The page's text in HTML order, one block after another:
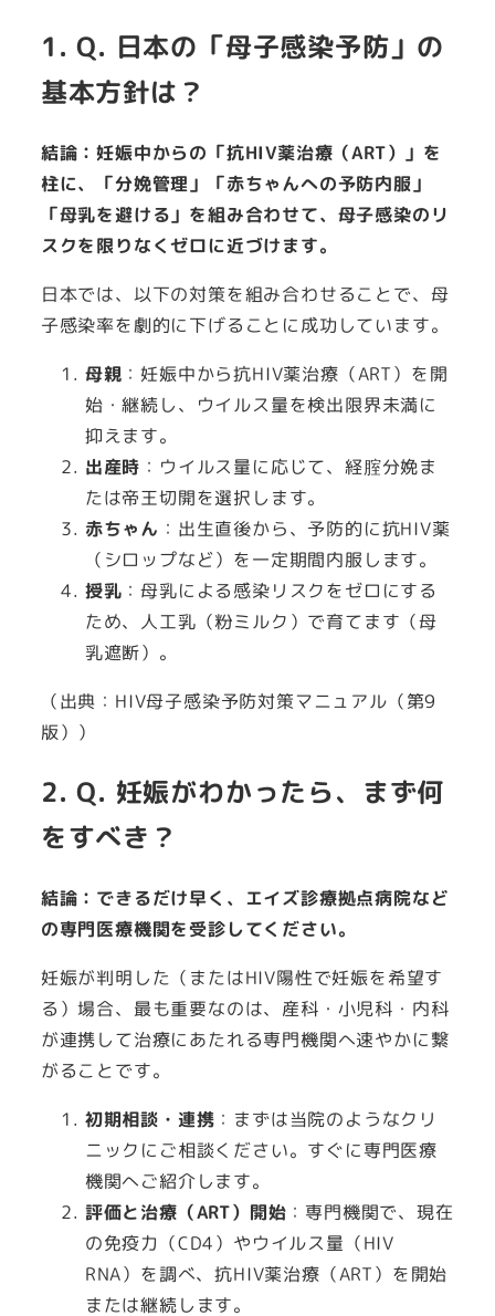
1. Q. 日本の「母子感染予防」の
基本方針は？
結論：妊娠中からの「抗HIV薬治療（ART）」を
柱に、「分娩管理」「赤ちゃんへの予防内服」
「母乳を避ける」を組み合わせて、母子感染のリ
スクを限りなくゼロに近づけます。
日本では、以下の対策を組み合わせることで、母
子感染率を劇的に下げることに成功しています。
母親 ：妊娠中から抗HIV薬治療（ART）を開
始・継続し、ウイルス量を検出限界未満に
抑えます。
出産時 ：ウイルス量に応じて、経腟分娩ま
たは帝王切開を選択します。
赤ちゃん ：出生直後から、予防的に抗HIV薬
（シロップなど）を一定期間内服します。
授乳 ：母乳による感染リスクをゼロにする
ため、人工乳（粉ミルク）で育てます（母
乳遮断）。
（出典：HIV母子感染予防対策マニュアル（第9
版））
2. Q. 妊娠がわかったら、まず何
をすべき？
結論：できるだけ早く、エイズ診療拠点病院など
の専門医療機関を受診してください。
妊娠が判明した（またはHIV陽性で妊娠を希望す
る）場合、最も重要なのは、産科・小児科・内科
が連携して治療にあたれる専門機関へ速やかに繋
がることです。
初期相談・連携 ：まずは当院のようなクリ
ニックにご相談ください。すぐに専門医療
機関へご紹介します。
評価と治療（ART）開始 ：専門機関で、現在
の免疫力（CD4）やウイルス量（HIV
RNA）を調べ、抗HIV薬治療（ART）を開始
または継続します。